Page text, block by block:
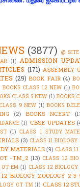
(3877) @
(1) ADMISSION
(171) ASSEMBLY
(29) BOOK FAIR (4)
BOOKS CLASS 12 NEW (1)
CLASS 5 NEW (1) BOOKS
9 NEW (1) BOOKS
(2) BOOKS NCERT
(1) CBSE UPDATES
(1) CLASS 1 STUDY
(3) CLASS 11
MATERIALS (9) CLASS
-TM_2 (13) CLASS 12
EM (1) CLASS 12
12 BIOLOGY ZOOLOGY 2-
OT TM (1) CLASS 12